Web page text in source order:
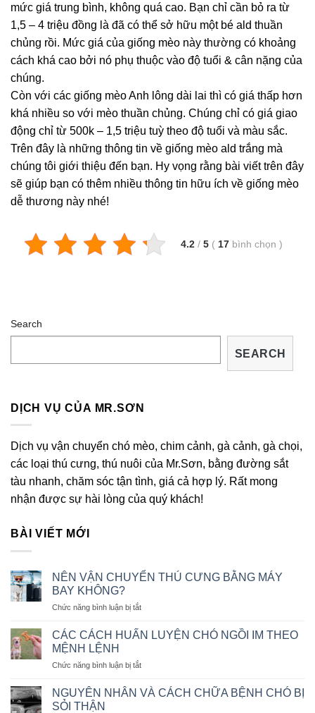
mức giá trung bình, không quá cao. Bạn chỉ cần bỏ ra từ
1,5 – 4 triệu đồng là đã có thể sở hữu một bé ald thuần
chủng rồi. Mức giá của giống mèo này thường có khoảng
cách khá cao bởi nó phụ thuộc vào độ tuổi & cân nặng của
chúng.
Còn với các giống mèo Anh lông dài lai thì có giá thấp hơn
khá nhiều so với mèo thuần chủng. Chúng chỉ có giá giao
động chỉ từ 500k – 1,5 triệu tuỳ theo độ tuổi và màu sắc.
Trên đây là những thông tin về giống mèo ald trắng mà
chúng tôi giới thiệu đến bạn. Hy vọng rằng bài viết trên đây
sẽ giúp bạn có thêm nhiều thông tin hữu ích về giống mèo
dễ thương này nhé!
4.2 / 5 ( 17 bình chọn )
Search
SEARCH
DỊCH VỤ CỦA MR.SƠN
Dịch vụ vận chuyển chó mèo, chim cảnh, gà cảnh, gà chọi,
các loại thú cưng, thú nuôi của Mr.Sơn, bằng đường sắt
tàu nhanh, chăm sóc tận tình, giá cả hợp lý. Rất mong
nhận được sự hài lòng của quý khách!
BÀI VIẾT MỚI
NÊN VẬN CHUYỂN THÚ CƯNG BẰNG MÁY
BAY KHÔNG?
Chức năng bình luận bị tắtở
VẬN
CƯNG
MÁY
CÁC CÁCH HUẤN LUYỆN CHÓ NGỒI IM THEO
MỆNH LỆNH
Chức năng bình luận bị tắtở
CÁCH
NGUYÊN NHÂN VÀ CÁCH CHỮA BỆNH CHÓ BỊ
SỎI THẬN